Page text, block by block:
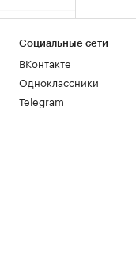
Социальные сети
ВКонтакте
Одноклассники
Telegram